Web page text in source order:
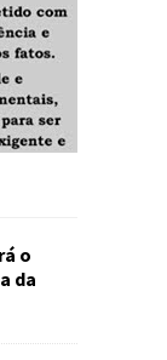
o
da